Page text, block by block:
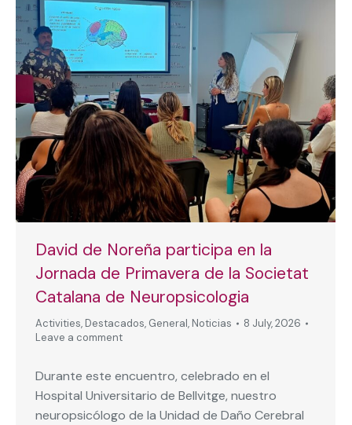
David de Noreña participa en la
Jornada de Primavera de la Societat
Catalana de Neuropsicologia
Activities, Destacados, General, Noticias
8 July, 2026
Leave a comment
Durante este encuentro, celebrado en el
Hospital Universitario de Bellvitge, nuestro
neuropsicólogo de la Unidad de Daño Cerebral